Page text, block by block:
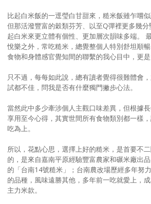
比起白米飯的一逕瑩白甘甜來，糙米飯雖乍嚐
但那活潑豐富的穀類芬芳、以至Q彈裡更多幾
起白米來更立體有個性、更加層次韻味多端。
悅樂之外，常吃糙米，總覺整個人特別舒坦順
食物和身體感官覺知間的聯繫的我心目中，更是
只不過，每每如此說，總有讀者覺得很難體會
試都不佳，問我是否有什麼獨門撇步心法。
當然此中多少牽涉個人主觀口味差異，但根據長
享用至今心得，其實世間所有食物類別都一樣
吃為上。
所以，花點心思，選擇上好的糙米，是首要不
的，是來自嘉南平原經驗豐富農家和碾米廠出
的「台南14號糙米」；台南農改場歷經多年努
的品種，風味遠勝其他，多年前一吃就愛上，
主力米款。